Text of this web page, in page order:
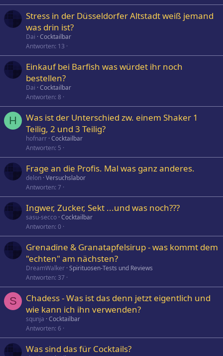
Stress in der Düsseldorfer Altstadt weiß jemand
was drin ist?
Dai Cocktailbar
Antworten 13
Einkauf bei Barfish was würdet ihr noch
bestellen?
Dai Cocktailbar
Antworten 8
H
Was ist der Unterschied zw. einem Shaker 1
Teilig, 2 und 3 Teilig?
hofnarr Cocktailbar
Antworten 5
Frage an die Profis. Mal was ganz anderes.
delon Versuchslabor
Antworten 7
Ingwer, Zucker, Sekt ...und was noch???
sasu-secco Cocktailbar
Antworten 0
Grenadine & Granatapfelsirup - was kommt dem
"echten" am nächsten?
DreamWalker Spirituosen-Tests und Reviews
Antworten 37
S
Chadess - Was ist das denn jetzt eigentlich und
wie kann ich ihn verwenden?
squnja Cocktailbar
Antworten 6
Was sind das für Cocktails?